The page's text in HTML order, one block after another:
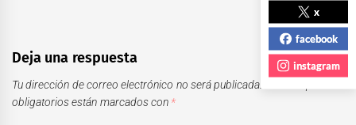
Deja una respuesta
Tu dirección de correo electrónico no será publicada.
obligatorios están marcados con *
x
facebook
instagram